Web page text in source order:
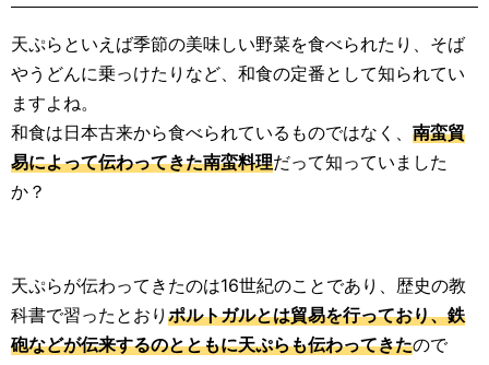
天ぷらといえば季節の美味しい野菜を食べられたり、そば
やうどんに乗っけたりなど、和食の定番として知られてい
ますよね。
和食は日本古来から食べられているものではなく、 南蛮貿
易によって伝わってきた南蛮料理だって知っていました
か？
天ぷらが伝わってきたのは16世紀のことであり、歴史の教
科書で習ったとおり ポルトガルとは貿易を行っており、鉄
砲などが伝来するのとともに天ぷらも伝わってきたので